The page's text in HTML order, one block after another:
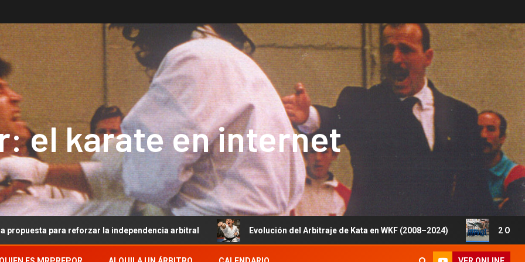
el karate en internet
para reforzar la independencia arbitral Evolución del Arbitraje de Kata en WKF (2008–2024) 2 Oros, 1 Plata y